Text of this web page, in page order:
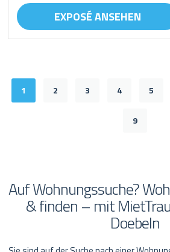
EXPOSÉ ANSEHEN
1 2 3 4 5
9
Auf Wohnungssuche?
& finden – mit
Doebeln